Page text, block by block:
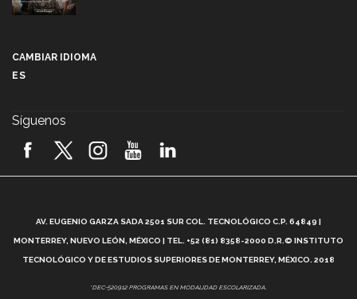
2026! (video)
¿Cómo es el Modelo Educativo Tec? (video)
Vida Tec: Feminismo e Inteligencia Artificial, Paola
CAMBIAR IDIOMA
ES
Síguenos
AV. EUGENIO GARZA SADA 2501 SUR COL. TECNOLÓGICO C.P. 64849 |
MONTERREY, NUEVO LEÓN, MÉXICO | TEL. +52 (81) 8358-2000 D.R.© INSTITUTO
TECNOLÓGICO Y DE ESTUDIOS SUPERIORES DE MONTERREY, MÉXICO. 2018
*DEC-520912 PROGRAMAS EN MODALIDAD ESCOLARIZADA.